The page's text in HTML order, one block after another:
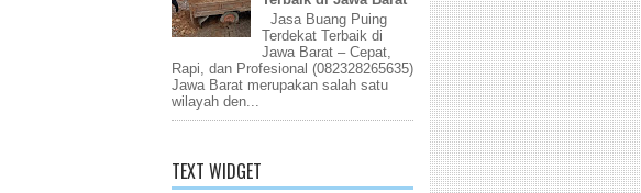
Jasa Buang Puing
Terdekat Terbaik di
Jawa Barat – Cepat,
Rapi, dan Profesional (082328265635)
Jawa Barat merupakan salah satu
wilayah den...
TEXT WIDGET